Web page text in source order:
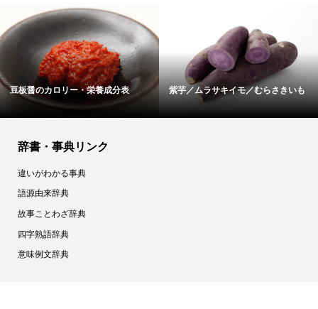
豆板醤のカロリー・栄養成分表 紫芋／ムラサキイモ／むらさきいも
辞書・事典リンク
違いがわかる事典
語源由来辞典
故事ことわざ辞典
四字熟語辞典
意味例文辞典